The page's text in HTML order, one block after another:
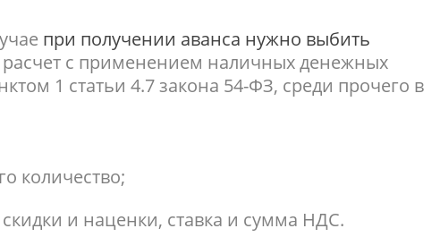
при получении аванса нужно выбить
расчет с применением наличных денежных
1 статьи 4.7 закона 54-ФЗ, среди прочего в
количество;
и наценки, ставка и сумма НДС.